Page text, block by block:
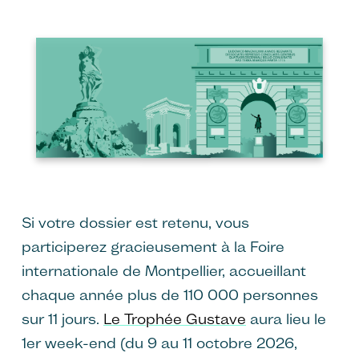
Si votre dossier est retenu, vous
participerez gracieusement à la Foire
internationale de Montpellier, accueillant
chaque année plus de 110 000 personnes
sur 11 jours. Le Trophée Gustave aura lieu le
1er week-end (du 9 au 11 octobre 2026,